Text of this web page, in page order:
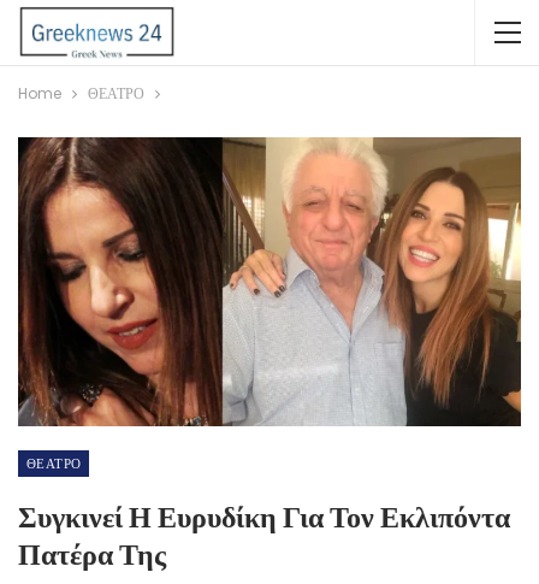
Home ΘΕΑΤΡΟ
ΘΕΑΤΡΟ
Συγκινεί Η Ευρυδίκη Για Τον Εκλιπόντα
Πατέρα Της